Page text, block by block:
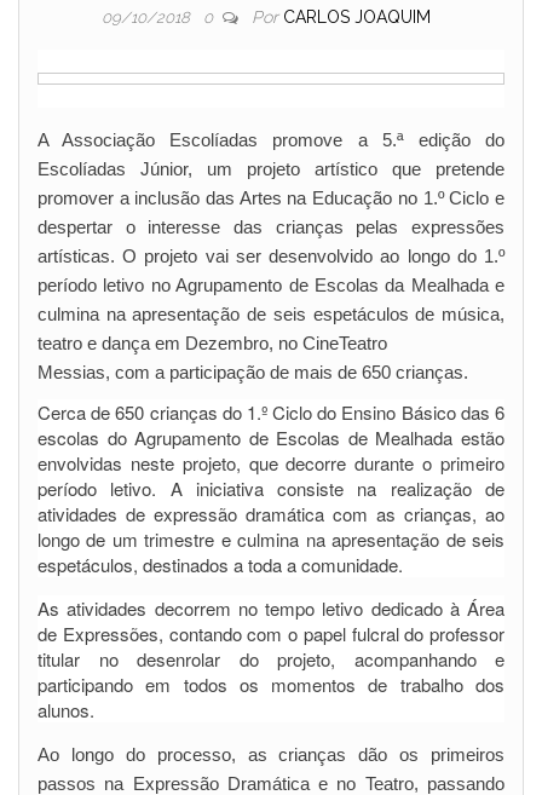
09/10/2018 0 Por CARLOS JOAQUIM
A Associação Escolíadas promove a 5.ª edição do
Escolíadas Júnior, um projeto artístico que pretende
promover a inclusão das Artes na Educação no 1.º Ciclo e
despertar o interesse das crianças pelas expressões
artísticas. O projeto vai ser desenvolvido ao longo do 1.º
período letivo no Agrupamento de Escolas da Mealhada e
culmina na apresentação de seis espetáculos de música,
teatro e dança em Dezembro, no CineTeatro
Messias, com a participação de mais de 650 crianças.
Cerca de 650 crianças do 1.º Ciclo do Ensino Básico das 6
escolas do Agrupamento de Escolas de Mealhada estão
envolvidas neste projeto, que decorre durante o primeiro
período letivo. A iniciativa consiste na realização de
atividades de expressão dramática com as crianças, ao
longo de um trimestre e culmina na apresentação de seis
espetáculos, destinados a toda a comunidade.
As atividades decorrem no tempo letivo dedicado à Área
de Expressões, contando com o papel fulcral do professor
titular no desenrolar do projeto, acompanhando e
participando em todos os momentos de trabalho dos
alunos.
Ao longo do processo, as crianças dão os primeiros
passos na Expressão Dramática e no Teatro, passando